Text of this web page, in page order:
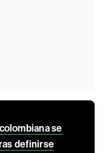
se
definirse